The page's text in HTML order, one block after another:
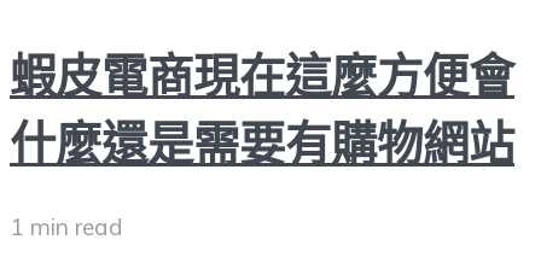
蝦皮電商現在這麼方便會
什麼還是需要有購物網站
1 min read